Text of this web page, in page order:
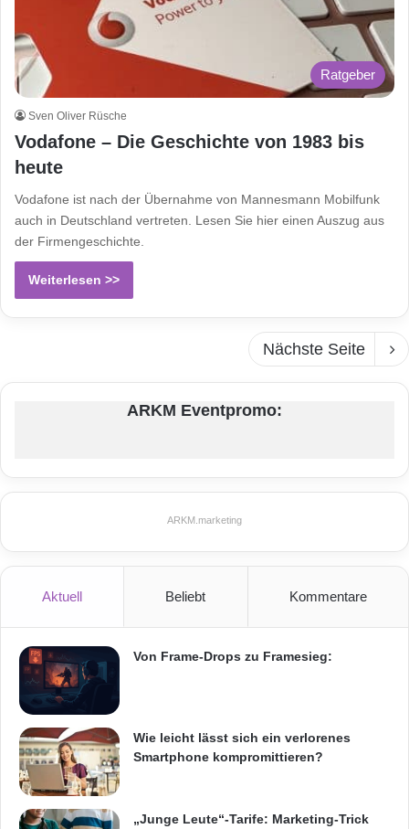
Ratgeber
Sven Oliver Rüsche
Vodafone – Die Geschichte von 1983 bis
heute
Vodafone ist nach der Übernahme von Mannesmann Mobilfunk
auch in Deutschland vertreten. Lesen Sie hier einen Auszug aus
der Firmengeschichte.
Weiterlesen >>
Nächste Seite
ARKM Eventpromo:
ARKM.marketing
Aktuell Beliebt Kommentare
Von Frame-Drops zu Framesieg:
Wie leicht lässt sich ein verlorenes
Smartphone kompromittieren?
„Junge Leute“-Tarife: Marketing-Trick